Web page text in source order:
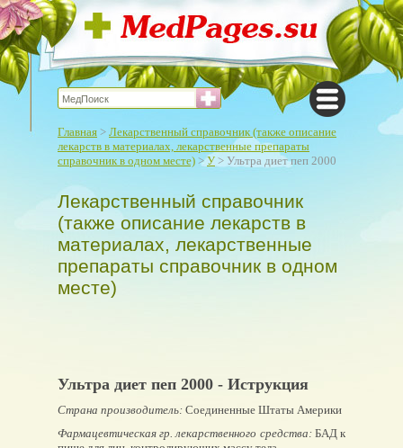
Главная > Лекарственный справочник (также описание
лекарств в материалах, лекарственные препараты
справочник в одном месте) >У > Ультра диет пеп 2000
Лекарственный справочник
(также описание лекарств в
материалах, лекарственные
препараты справочник в одном
месте)
Ультра диет пеп 2000 - Иструкция
Страна производитель: Соединенные Штаты Америки
Фармацевтическая гр. лекарственного средства:БАД к